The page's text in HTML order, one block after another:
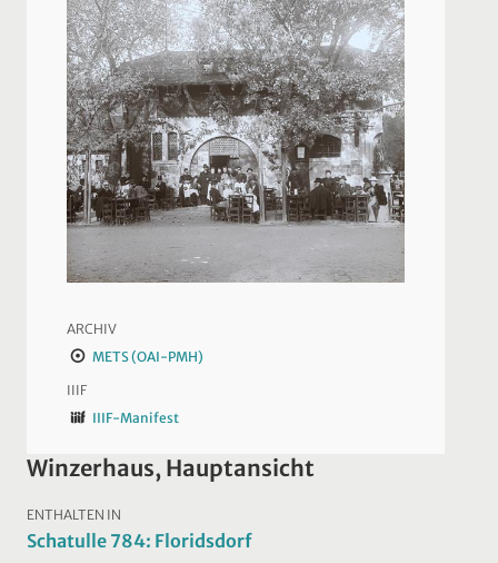
ARCHIV
METS (OAI-PMH)
IIIF
IIIF-Manifest
Winzerhaus, Hauptansicht
ENTHALTEN IN
Schatulle 784: Floridsdorf